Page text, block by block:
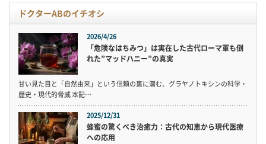
ドクターABのイチオシ
2026/4/26
「危険なはちみつ」は実在した古代ローマ軍も倒
れた”マッドハニー”の真実
甘い見た目と「自然由来」という信頼の裏に潜む、グラヤノトキシンの科学・
歴史・現代的脅威 本記…
2025/12/31
蜂蜜の驚くべき治癒力：古代の知恵から現代医療
への応用